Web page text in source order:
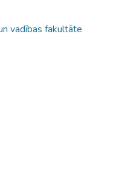
vadības fakultāte